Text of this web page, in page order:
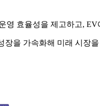
영 효율성을 제고하고,
을 가속화해 미래 시장